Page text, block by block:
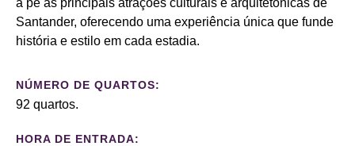
Santander, oferecendo uma experiência única que funde
história e estilo em cada estadia.
NÚMERO DE QUARTOS:
92 quartos.
HORA DE ENTRADA: